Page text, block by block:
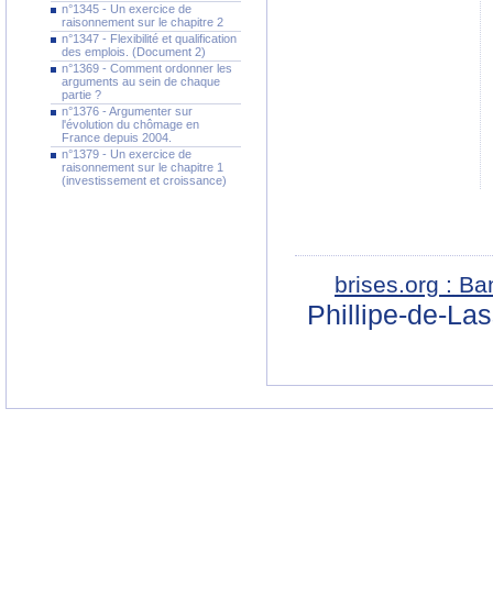
n°1345 - Un exercice de
raisonnement sur le chapitre 2
n°1347 - Flexibilité et qualification
des emplois. (Document 2)
n°1369 - Comment ordonner les
arguments au sein de chaque
partie ?
n°1376 - Argumenter sur
l'évolution du chômage en
France depuis 2004.
n°1379 - Un exercice de
raisonnement sur le chapitre 1
(investissement et croissance)
brises.org :
Phillipe-de-